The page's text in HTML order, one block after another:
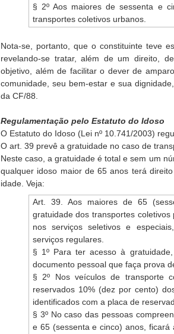
§ 2º Aos maiores de sessenta e
transportes coletivos urbanos.
Nota-se, portanto, que o constituinte teve
revelando-se tratar, além de um direito,
objetivo, além de facilitar o dever de
comunidade, seu bem-estar e sua
da CF/88.
Regulamentação pelo Estatuto do Idoso
O Estatuto do Idoso (Lei nº 10.741/2003)
O art. 39 prevê a gratuidade no caso de
Neste caso, a gratuidade é total e sem um
qualquer idoso maior de 65 anos terá
idade. Veja:
Art. 39. Aos maiores de 65
gratuidade dos transportes
nos serviços seletivos e
serviços regulares.
§ 1º Para ter acesso à
documento pessoal que faça prova
§ 2º Nos veículos de transporte
reservados 10% (dez por cento)
identificados com a placa de
§ 3º No caso das pessoas
e 65 (sessenta e cinco) anos,